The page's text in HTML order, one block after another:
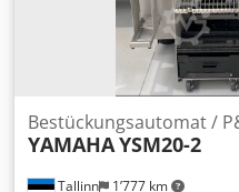
Tallinn 1’777 km
Bestückungsautomat /
YAMAHAYSM20-2